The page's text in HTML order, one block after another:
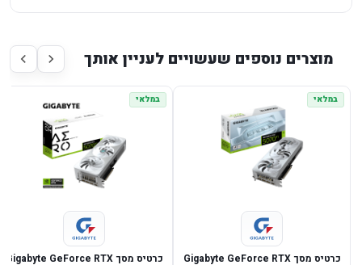
מוצרים נוספים שעשויים לעניין אותך
במלאי
כרטיס מסך Gigabyte GeForce RTX
במלאי
כרטיס מסך Gigabyte GeForce RTX